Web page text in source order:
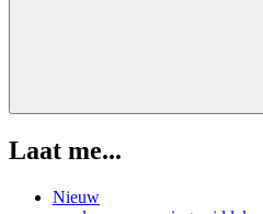
Laat me...
Nieuw